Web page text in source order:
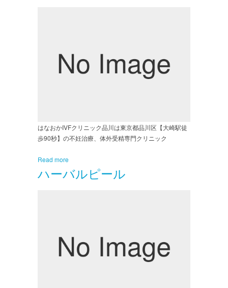
はなおかIVFクリニック品川は東京都品川区【大崎駅徒
歩90秒】の不妊治療、体外受精専門クリニック
Read more
ハーバルピール